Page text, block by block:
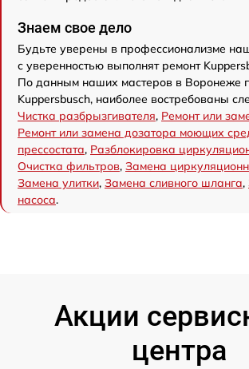
Знаем свое дело
Будьте уверены в профессионализме
с уверенностью выполнят ремонт
По данным наших мастеров в Воронеже
Kuppersbusch, наиболее востребованы
Чистка разбрызгивателя, Ремонт или
Ремонт или замена дозатора моющих
прессостата, Разблокировка
Очистка фильтров, Замена
Замена улитки, Замена сливного шланга,
насоса.
Акции
центра